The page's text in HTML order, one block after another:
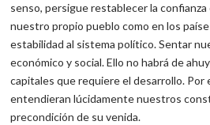
senso, persigue restablecer la
nuestro propio pueblo como en los
estabilidad al sistema político. Sentar
económico y social. Ello no habrá de
capitales que requiere el desarrollo. Por
entendieran lú­cidamente nuestros
precondición de su venida.